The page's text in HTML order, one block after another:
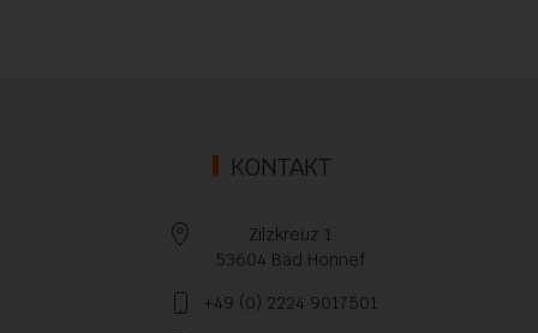
KONTAKT
Zilzkreuz 1
53604 Bad Honnef
+49 (0) 2224 9017501